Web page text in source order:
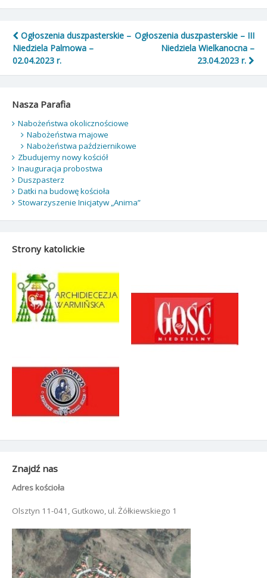
Nawigacja
wpisu
Ogłoszenia duszpasterskie –
Niedziela Palmowa –
02.04.2023 r.
Ogłoszenia duszpasterskie – III
Niedziela Wielkanocna –
23.04.2023 r.
Nasza Parafia
Nabożeństwa okolicznościowe
Nabożeństwa majowe
Nabożeństwa październikowe
Zbudujemy nowy kościół
Inauguracja probostwa
Duszpasterz
Datki na budowę kościoła
Stowarzyszenie Inicjatyw „Anima”
Strony katolickie
Znajdź nas
Adres kościoła
Olsztyn 11-041, Gutkowo, ul. Żółkiewskiego 1